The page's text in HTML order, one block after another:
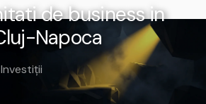
de business in
Napoca
Investiții